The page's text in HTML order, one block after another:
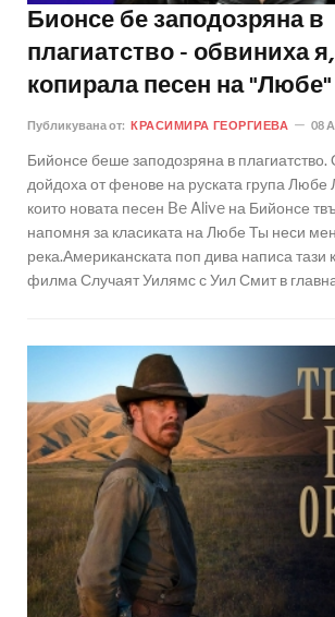
Бионсе бе заподозряна в
плагиатство - обвиниха
копирала песен на "Любе"
Публикувана от: КРАСИМИРА ГЕОРГИЕВА 08
Бийонсе беше заподозряна в
дойдоха от фенове на руската група Любе
които новата песен Be Alive на Бийонсе
напомня за класиката на Любе Ты неси
река.Американската поп дива написа тази
филма Случаят Уилямс с Уил Смит в